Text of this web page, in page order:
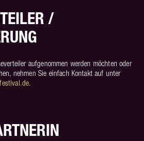
/
aufgenommen werden möchten oder
nehmen Sie einfach Kontakt auf unter
.